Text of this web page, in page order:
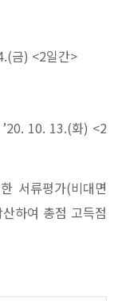
금) <2일간>
10. 13.(화) <2
서류평가(비대면
하여 총점 고득점